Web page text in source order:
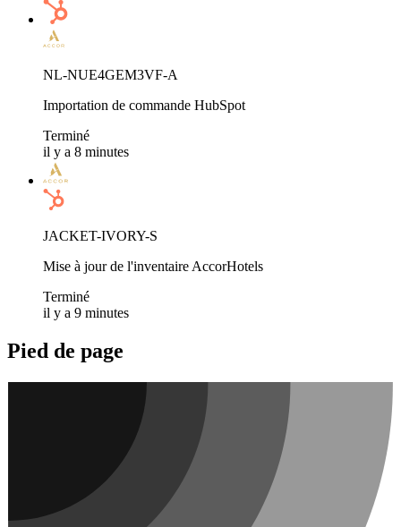
NL-NUE4GEM3VF-A
Importation de commande HubSpot
Terminé
il y a 8 minutes
JACKET-IVORY-S
Mise à jour de l'inventaire AccorHotels
Terminé
il y a 9 minutes
Pied de page